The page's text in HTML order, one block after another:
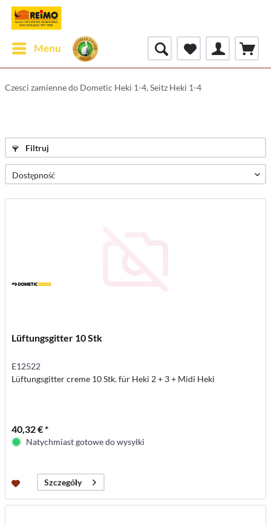
Menu
Czesci zamienne do Dometic Heki 1-4, Seitz Heki 1-4
Filtruj
Lüftungsgitter 10 Stk
E12522
Lüftungsgitter creme 10 Stk. für Heki 2 + 3 + Midi Heki
40,32 € *
Natychmiast gotowe do wysyłki
Szczegóły